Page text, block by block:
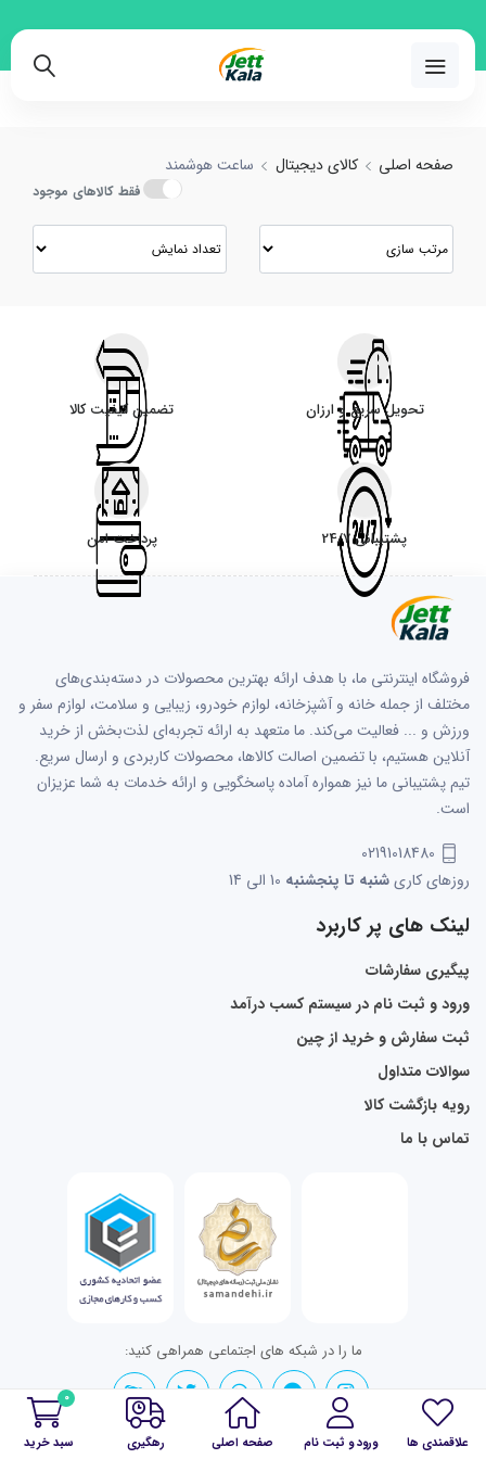
مقایسه انواع ساعت هوشمند با بهترین قیمت
0
سبد خرید رهگیری صفحه اصلی ورود و ثبت نام علاقمندی ها
صفحه اصلی کالای دیجیتال ساعت هوشمند
فقط کالاهای موجود
تحویل سریع و ارزان تضمین کیفیت کالا
پشتیبانی 24/7 پرداخت امن
فروشگاه اینترنتی ما، با هدف ارائه بهترین محصولات در دسته‌بندی‌های
مختلف از جمله خانه و آشپزخانه، لوازم خودرو، زیبایی و سلامت، لوازم سفر و
ورزش و ... فعالیت می‌کند. ما متعهد به ارائه تجربه‌ای لذت‌بخش از خرید
آنلاین هستیم، با تضمین اصالت کالاها، محصولات کاربردی و ارسال سریع.
تیم پشتیبانی ما نیز همواره آماده پاسخگویی و ارائه خدمات به شما عزیزان
است.
02191018480
روزهای کاریشنبه تا پنجشنبه
لینک های پر کاربرد
پیگیری سفارشات
ورود و ثبت نام در سیستم کسب درآمد
ثبت سفارش و خرید از چین
سوالات متداول
رویه بازگشت کالا
تماس با ما
ما را در شبکه های اجتماعی همراهی کنید: